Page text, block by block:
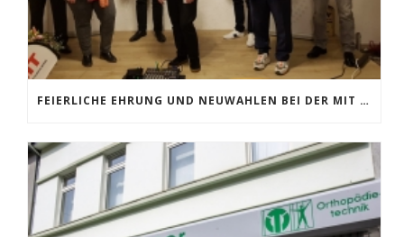
FEIERLICHE EHRUNG UND NEUWAHLEN BEI DER MIT MOERS